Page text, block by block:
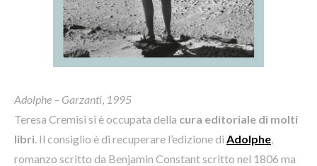
Adolphe – Garzanti 1995
Teresa Cremisi si è occupata della cura editoriale di molti
libri . Il consiglio è di recuperare l’edizione di Adolphe
romanzo scritto da Benjamin Constant scritto nel 1806 ma